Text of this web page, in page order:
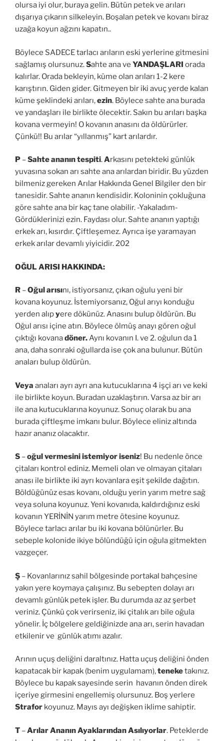
olursa iyi olur, buraya gelin. Bütün petek ve arıları
dışarıya çıkarın silkeleyin. Boşalan petek ve kovanı biraz
uzağa koyun ağzını kapatın..
Böylece SADECE tarlacı arıların eski yerlerine gitmesini
sağlamış olursunuz.Sahte ana ve YANDAŞLARI orada
kalırlar. Orada bekleyin, küme olan arıları 1-2 kere
karıştırın. Giden gider. Gitmeyen bir iki avuç yerde kalan
küme şeklindeki arıları,ezin. Böylece sahte ana burada
ve yandaşları ile birlikte ölecektir. Sakın bu arıları başka
kovana vermeyin! O kovanın anasını da öldürürler.
Çünkü!! Bu arılar “yıllanmış” kart arılardır.
P –Sahte ananın tespiti.Arkasını petekteki günlük
yuvasına sokan arı sahte ana arılardan biridir. Bu yüzden
bilmeniz gereken Arılar Hakkında Genel Bilgiler den bir
tanesidir. Sahte ananın kendisidir. Koloninin çokluğuna
göre sahte ana bir kaç tane olabilir. -Yakaladım-
Gördüklerinizi ezin. Faydası olur. Sahte ananın yaptığı
erkek arı, kısırdır. Çiftleşemez. Ayrıca işe yaramayan
erkek arılar devamlı yiyicidir. 202
OĞUL ARISI HAKKINDA:
R –Oğul arısını, istiyorsanız, çıkan oğulu yeni bir
kovana koyunuz. İstemiyorsanız, Oğul arıyı konduğu
yerden alıpyere dökünüz. Anasını bulup öldürün. Bu
Oğul arısı içine atın. Böylece ölmüş anayı gören oğul
çıktığı kovanadöner.Aynı kovanın I. ve 2. oğulun da 1
ana, daha sonraki oğullarda ise çok ana bulunur. Bütün
anaları bulup öldürün.
Veya anaları ayrı ayrı ana kutucuklarına 4 işçi arı ve keki
ile birlikte koyun. Buradan uzaklaştırın. Varsa az bir arı
ile ana kutucuklarına koyunuz. Sonuç olarak bu ana
burada çiftleşme imkanı bulur. Böylece eliniz altında
hazır ananız olacaktır.
S –oğul vermesini istemiyor iseniz! Bu nedenle önce
çitaları kontrol ediniz. Memeli olan ve olmayan çitaları
anası ile birlikte iki ayrı kovanlara eşit şekilde dağıtın.
Böldüğünüz esas kovanı, olduğu yerin yarım metre sağ
veya soluna koyunuz. Yeni kovanıda, kaldırdığınız eski
kovanın YERİNİN yarım metre ötesine koyunuz.
Böylece tarlacı arılar bu iki kovana bölünürler. Bu
sebeple kolonide ikiye bölündüğü için oğula gitmekten
vazgeçer.
Ş – Kovanlarınız sahil bölgesinde portakal bahçesine
yakın yere koymaya çalışınız. Bu sebepten dolayı arı
devamlı günlük petek işler. Bu durumda az az şerbet
veriniz. Çünkü çok verirseniz, iki çitalık arı bile oğula
yönelir. İç bölgelere geldiğinizde ana arı, serin havadan
etkilenir ve günlük atımı azalır.
Arının uçuş deliğini daraltınız. Hatta uçuş deliğini önden
kapatacak bir kapak (benim uygulamam),teneketakınız.
Böylece bu kapak sayesinde serin havanın önden direk
içeriye girmesini engellemiş olursunuz. Boş yerlere
Strafor koyunuz. Mayıs ayı değişken iklime sahiptir.
T –Arılar Ananın Ayaklarından Asılıyorlar. Peteklerde